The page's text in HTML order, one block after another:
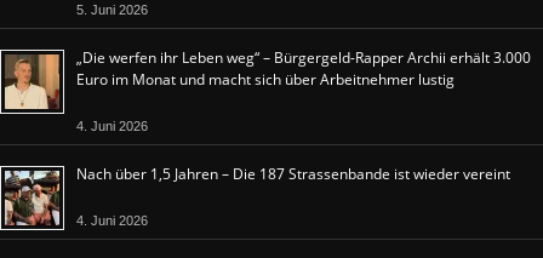
5. Juni 2026
„Die werfen ihr Leben weg“ – Bürgergeld-Rapper Archii erhält 3.000
Euro im Monat und macht sich über Arbeitnehmer lustig
4. Juni 2026
Nach über 1,5 Jahren – Die 187 Strassenbande ist wieder vereint
4. Juni 2026